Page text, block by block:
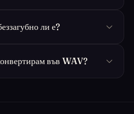
ли е?
във WAV?